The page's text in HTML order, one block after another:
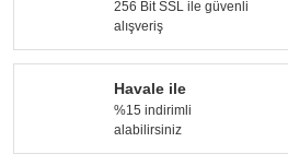
256 Bit SSL ile güvenli
alışveriş
Havale ile
%15 indirimli
alabilirsiniz